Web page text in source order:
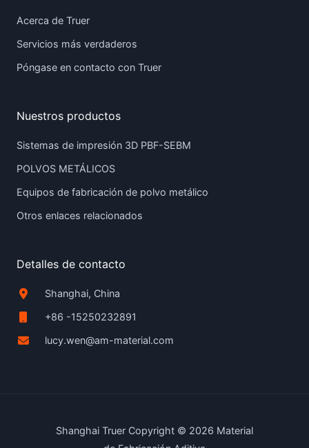
Acerca de Truer
Servicios más verdaderos
Póngase en contacto con Truer
Nuestros productos
Sistemas de impresión 3D PBF-SEBM
POLVOS METÁLICOS
Equipos de fabricación de polvo metálico
Otros enlaces relacionados
Detalles de contacto
Shanghai, China
+86 -15250232891
lucy.wen@am-material.com
Shanghai Truer Copyright © 2026 Material